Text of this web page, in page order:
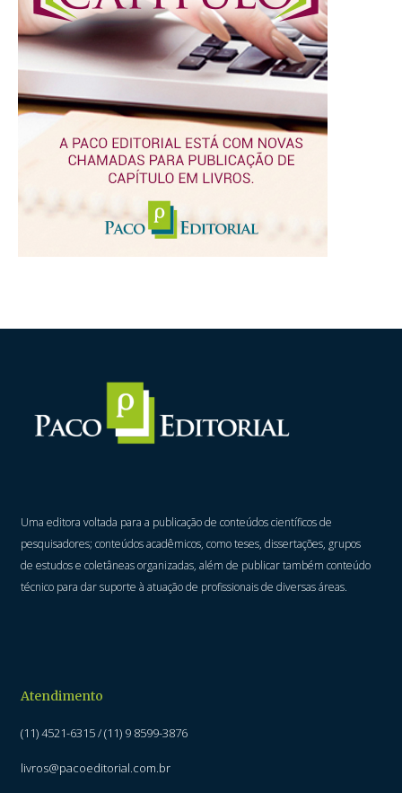
Uma editora voltada para a publicação de conteúdos científicos de
pesquisadores; conteúdos acadêmicos, como teses, dissertações, grupos
de estudos e coletâneas organizadas, além de publicar também conteúdo
técnico para dar suporte à atuação de profissionais de diversas áreas.
Atendimento
(11) 4521-6315 / (11) 9 8599-3876
livros@pacoeditorial.com.br